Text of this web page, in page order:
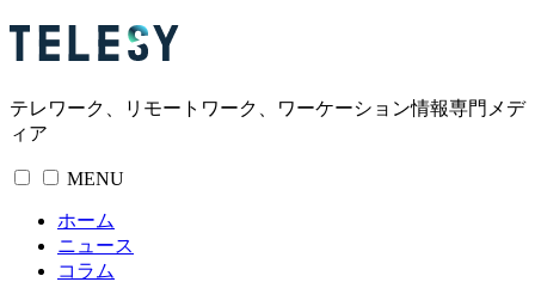
テレワーク、リモートワーク、ワーケーション情報専門メデ
ィア
MENU
ホーム
ニュース
コラム